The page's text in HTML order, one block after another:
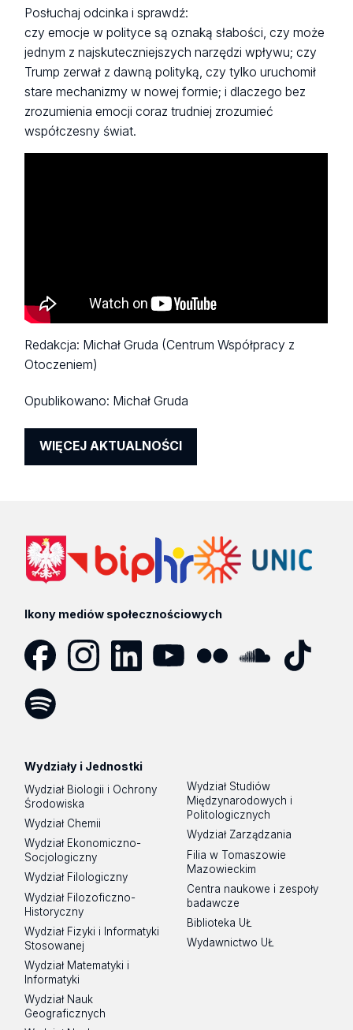
Posłuchaj odcinka i sprawdź:
czy emocje w polityce są oznaką słabości, czy może
jednym z najskuteczniejszych narzędzi wpływu; czy
Trump zerwał z dawną polityką, czy tylko uruchomił
stare mechanizmy w nowej formie; i dlaczego bez
zrozumienia emocji coraz trudniej zrozumieć
współczesny świat.
Redakcja: Michał Gruda (Centrum Współpracy z
Otoczeniem)
Opublikowano: Michał Gruda
WIĘCEJ AKTUALNOŚCI
Ikony mediów społecznościowych
Wydziały i Jednostki
Wydział Biologii i Ochrony
Środowiska
Wydział Chemii
Wydział Ekonomiczno-
Socjologiczny
Wydział Filologiczny
Wydział Filozoficzno-
Historyczny
Wydział Fizyki i Informatyki
Stosowanej
Wydział Matematyki i
Informatyki
Wydział Nauk
Geograficznych
Wydział Studiów
Międzynarodowych i
Politologicznych
Wydział Zarządzania
Filia w Tomaszowie
Mazowieckim
Centra naukowe i zespoły
badawcze
Biblioteka UŁ
Wydawnictwo UŁ